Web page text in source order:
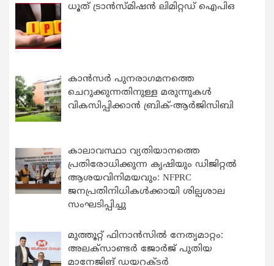
ധൂത് ട്രാൻസ്മിഷൻ ലിമിറ്റഡ് ഐപിഒ
കാന്‍സര്‍ പുനരാഗമനത്തെ
ചെറുക്കുന്നതിനുള്ള മരുന്നുകള്‍
വികസിപ്പിക്കാന്‍ ബ്രിക്-ആര്‍ജിസിബി
കാലാവസ്ഥാ വ്യതിയാനത്തെ
പ്രതിരോധിക്കുന്ന കൃഷിയും ഡിജിറ്റൽ
ആശയവിനിമയവും: NFPRC
ജനപ്രതിനിധികൾക്കായി ശില്പശാല
സംഘടിപ്പിച്ചു
മുത്തൂറ്റ് ഫിനാൻസിൽ നേതൃമാറ്റം:
അലക്സാണ്ടർ ജോർജ് പുതിയ
മാനേജിങ് ഡയറക്ടർ